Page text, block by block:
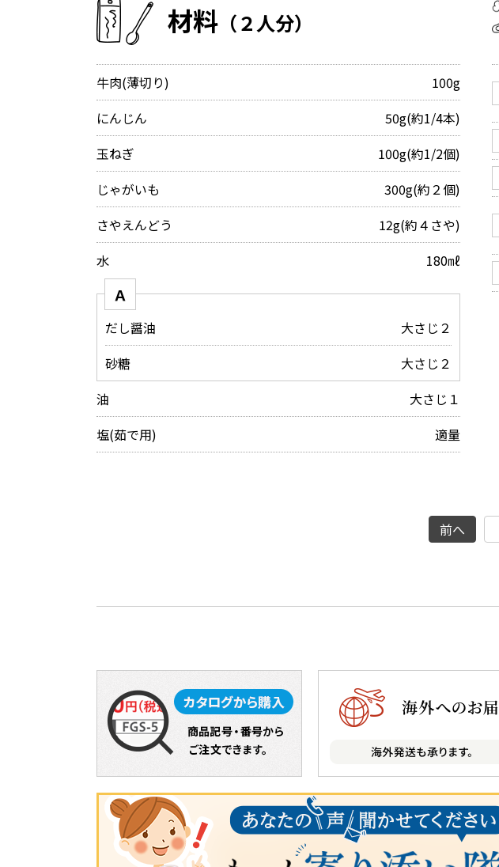
材料 （２人分）
牛肉(薄切り)
100g
にんじん
50g(約1/4本)
玉ねぎ
100g(約1/2個)
じゃがいも
300g(約２個)
さやえんどう
12g(約４さや)
水
180㎖
Ａ
だし醤油
大さじ２
砂糖
大さじ２
油
大さじ１
塩(茹で用)
適量
前へ